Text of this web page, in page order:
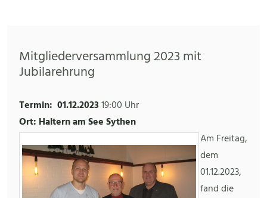
Mitgliederversammlung 2023 mit
Jubilarehrung
Termin: 01.12.202319:00 Uhr
Ort: Haltern am See Sythen
Am Freitag,
dem
01.12.2023,
fand die